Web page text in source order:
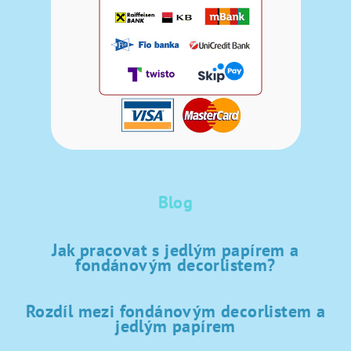
Blog
Jak pracovat s jedlým papírem a
fondánovým decorlistem?
Rozdíl mezi fondánovým decorlistem a
jedlým papírem